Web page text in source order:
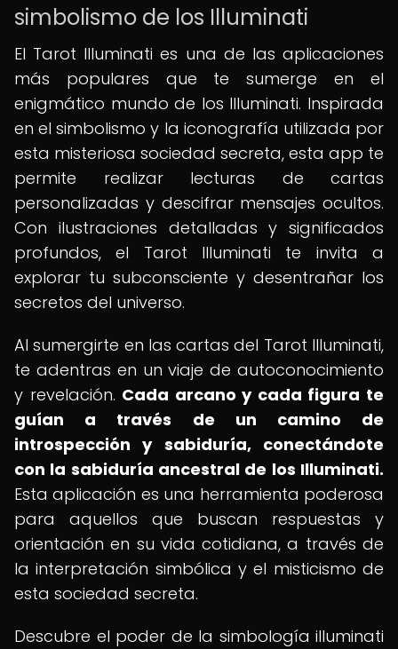
simbolismo de los Illuminati
El Tarot Illuminati es una de las aplicaciones
más populares que te sumerge en el
enigmático mundo de los Illuminati. Inspirada
en el simbolismo y la iconografía utilizada por
esta misteriosa sociedad secreta, esta app te
permite realizar lecturas de cartas
personalizadas y descifrar mensajes ocultos.
Con ilustraciones detalladas y significados
profundos, el Tarot Illuminati te invita a
explorar tu subconsciente y desentrañar los
secretos del universo.
Al sumergirte en las cartas del Tarot Illuminati,
te adentras en un viaje de autoconocimiento
y revelación. Cada arcano y cada figura te
guían a través de un camino de
introspección y sabiduría, conectándote
con la sabiduría ancestral de los Illuminati.
Esta aplicación es una herramienta poderosa
para aquellos que buscan respuestas y
orientación en su vida cotidiana, a través de
la interpretación simbólica y el misticismo de
esta sociedad secreta.
Descubre el poder de la simbología illuminati